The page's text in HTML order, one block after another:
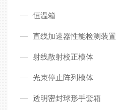
恒温箱
直线加速器性能检测装置
射线散射校正模体
光束停止阵列模体
透明密封球形手套箱